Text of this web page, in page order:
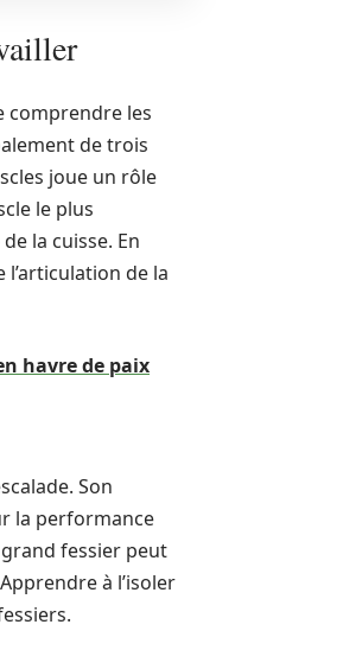
comprendre les
de trois
joue un rôle
le plus
la cuisse. En
de la
havre de paix
Son
la performance
fessier peut
à l’isoler